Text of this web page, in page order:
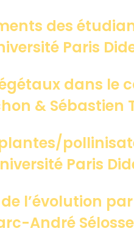
des
Paris
dans le
& Sébastien
Paris
de l’évolution
André